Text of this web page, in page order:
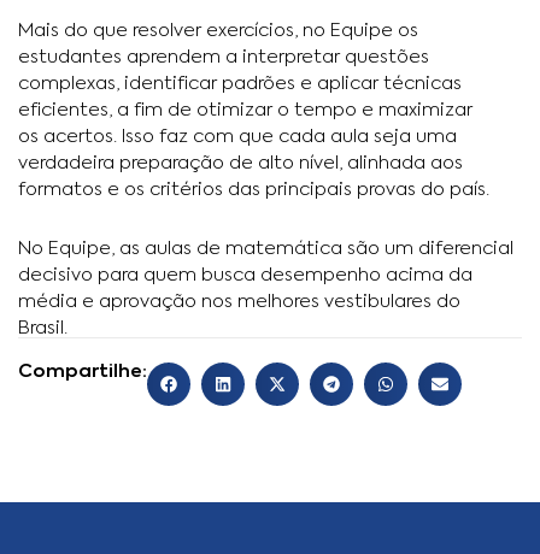
Mais do que resolver exercícios, no Equipe os
estudantes aprendem a interpretar questões
complexas, identificar padrões e aplicar técnicas
eficientes, a fim de otimizar o tempo e maximizar
os acertos. Isso faz com que cada aula seja uma
verdadeira preparação de alto nível, alinhada aos
formatos e os critérios das principais provas do país.
No Equipe, as aulas de matemática são um diferencial
decisivo para quem busca desempenho acima da
média e aprovação nos melhores vestibulares do
Brasil.
Compartilhe: